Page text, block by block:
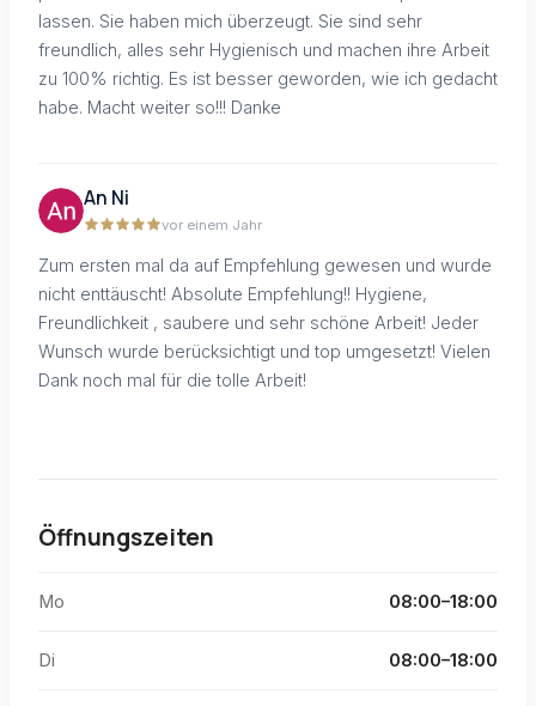
lassen. Sie haben mich überzeugt. Sie sind sehr
freundlich, alles sehr Hygienisch und machen ihre Arbeit
zu 100% richtig. Es ist besser geworden, wie ich gedacht
habe. Macht weiter so!!! Danke
An Ni
vor einem Jahr
Zum ersten mal da auf Empfehlung gewesen und wurde
nicht enttäuscht! Absolute Empfehlung!! Hygiene,
Freundlichkeit , saubere und sehr schöne Arbeit! Jeder
Wunsch wurde berücksichtigt und top umgesetzt! Vielen
Dank noch mal für die tolle Arbeit!
Öffnungszeiten
Mo 08:00–18:00
Di 08:00–18:00